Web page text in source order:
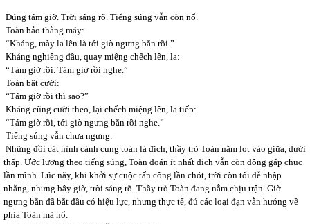
Đúng tám giờ. Trời sáng rõ. Tiếng súng vẫn còn nổ.
Toàn bảo thằng máy:
“Kháng, mày la lên là tới giờ ngưng bắn rồi.”
Kháng nghiêng đầu, quay miệng chếch lên, la:
“Tám giờ rồi. Tám giờ rồi nghe.”
Toàn bật cười:
“Tám giờ rồi thì sao?”
Kháng cũng cười theo, lại chếch miệng lên, la tiếp:
“Tám giờ rồi, tới giờ ngưng bắn rồi nghe.”
Tiếng súng vẫn chưa ngưng.
Những đồi cát hình cánh cung toàn là địch, thầy trò Toàn nằm lọt vào giữa, dưới
thấp. Ước lượng theo tiếng súng, Toàn đoán ít nhất địch vẫn còn đông gấp chục
lần mình. Lúc nãy, khi khởi sự cuộc tấn công lần chót, trời còn tối dễ nhập
nhằng, nhưng bây giờ, trời sáng rõ. Thầy trò Toàn đang nằm chịu trận. Giờ
ngưng bắn đã bắt đầu có hiệu lực, nhưng thực tế, đủ các loại đạn vẫn hướng về
phía Toàn mà nổ.